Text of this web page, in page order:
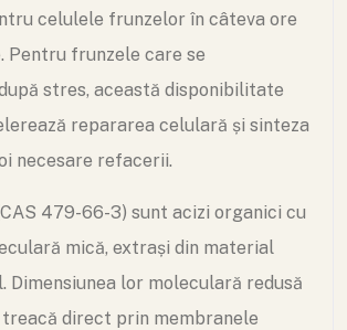
celulele frunzelor în câteva ore
Pentru frunzele care se
stres, această disponibilitate
repararea celulară și sinteza
necesare refacerii.
479-66-3) sunt acizi organici cu
mică, extrași din material
Dimensiunea lor moleculară redusă
direct prin membranele